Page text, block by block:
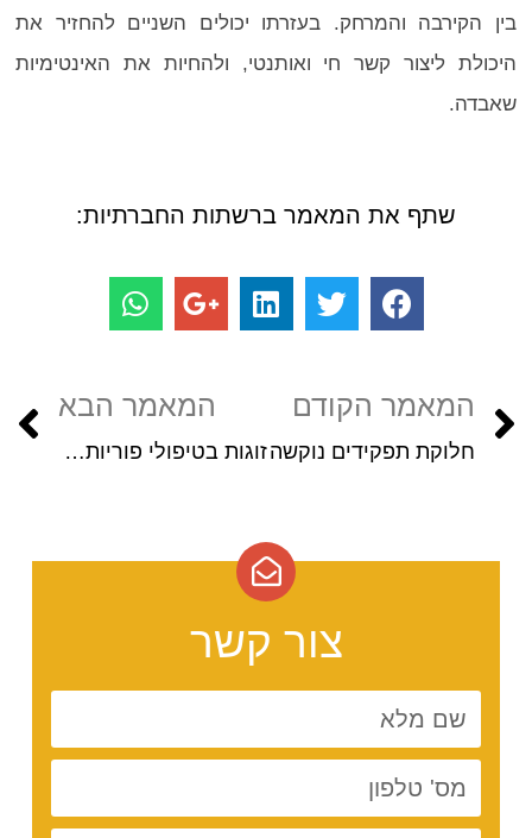
בין הקירבה והמרחק. בעזרתו יכולים השניים להחזיר את
היכולת ליצור קשר חי ואותנטי, ולהחיות את האינטימיות
שאבדה.
שתף את המאמר ברשתות החברתיות:
המאמר הקודם
חלוקת תפקידים נוקשה
המאמר הבא
זוגות בטיפולי פוריות, בקריות
צור קשר